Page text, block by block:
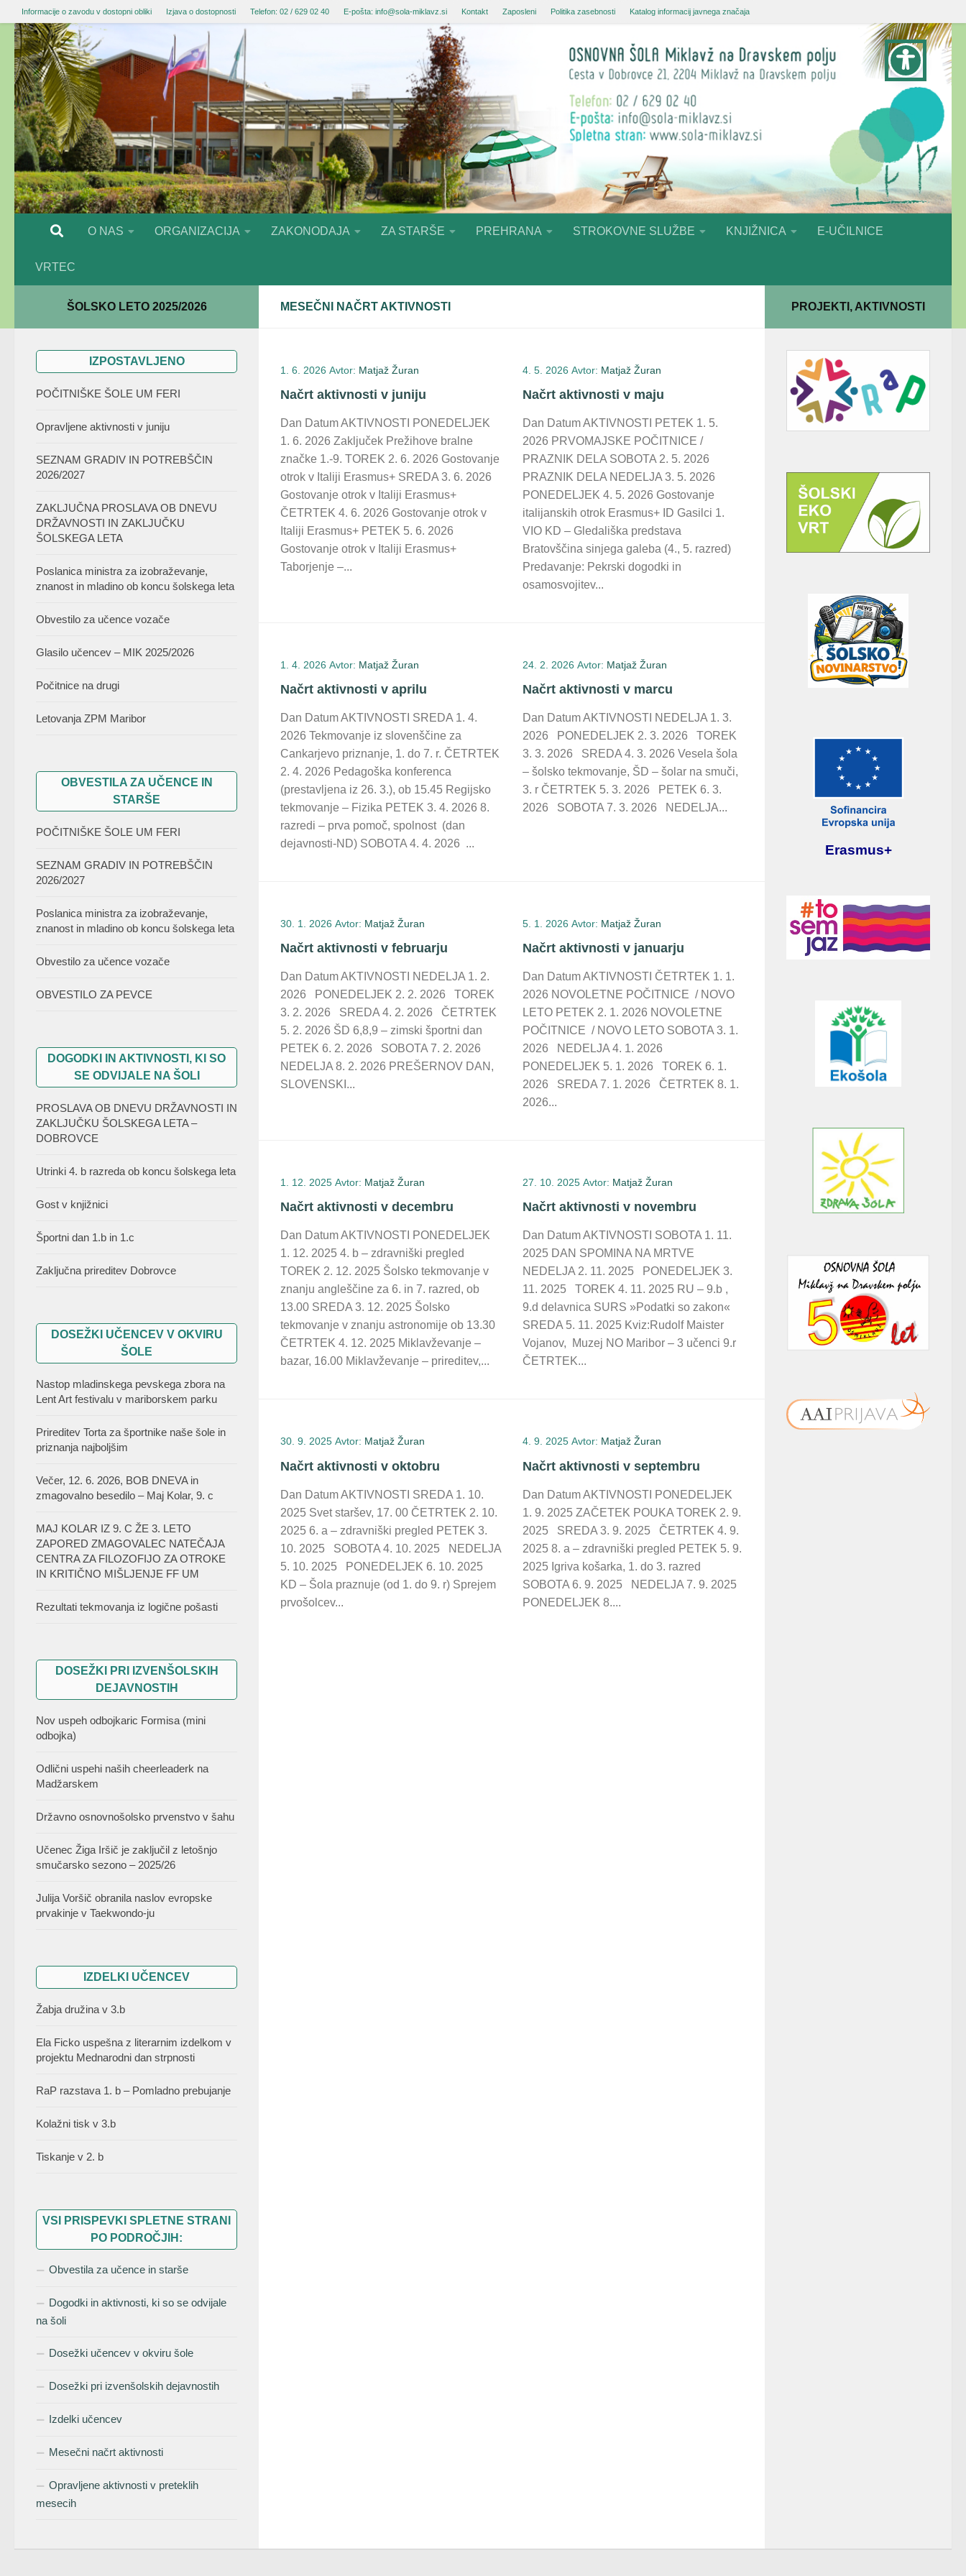
Informacije o zavodu v dostopni obliki Izjava o dostopnosti Telefon: 02 / 629 02 40 E-pošta: info@sola-miklavz.si Kontakt Zaposleni Politika zasebnosti Katalog informacij javnega značaja
O NAS ORGANIZACIJA ZAKONODAJA ZA STARŠE PREHRANA STROKOVNE SLUŽBE KNJIŽNICA E-UČILNICE
VRTEC
MESEČNI NAČRT AKTIVNOSTI
1. 6. 2026 Avtor: Matjaž Žuran
Načrt aktivnosti v juniju
Dan Datum AKTIVNOSTI PONEDELJEK
1. 6. 2026 Zaključek Prežihove bralne
značke 1.-9. TOREK 2. 6. 2026 Gostovanje
otrok v Italiji Erasmus+ SREDA 3. 6. 2026
Gostovanje otrok v Italiji Erasmus+
ČETRTEK 4. 6. 2026 Gostovanje otrok v
Italiji Erasmus+ PETEK 5. 6. 2026
Gostovanje otrok v Italiji Erasmus+
Taborjenje –...
4. 5. 2026 Avtor: Matjaž Žuran
Načrt aktivnosti v maju
Dan Datum AKTIVNOSTI PETEK 1. 5.
2026 PRVOMAJSKE POČITNICE /
PRAZNIK DELA SOBOTA 2. 5. 2026
PRAZNIK DELA NEDELJA 3. 5. 2026
PONEDELJEK 4. 5. 2026 Gostovanje
italijanskih otrok Erasmus+ ID Gasilci 1.
VIO KD – Gledališka predstava
Bratovščina sinjega galeba (4., 5. razred)
Predavanje: Pekrski dogodki in
osamosvojitev...
1. 4. 2026 Avtor: Matjaž Žuran
Načrt aktivnosti v aprilu
Dan Datum AKTIVNOSTI SREDA 1. 4.
2026 Tekmovanje iz slovenščine za
Cankarjevo priznanje, 1. do 7. r. ČETRTEK
2. 4. 2026 Pedagoška konferenca
(prestavljena iz 26. 3.), ob 15.45 Regijsko
tekmovanje – Fizika PETEK 3. 4. 2026 8.
razredi – prva pomoč, spolnost (dan
dejavnosti-ND) SOBOTA 4. 4. 2026 ...
24. 2. 2026 Avtor: Matjaž Žuran
Načrt aktivnosti v marcu
Dan Datum AKTIVNOSTI NEDELJA 1. 3.
2026 PONEDELJEK 2. 3. 2026 TOREK
3. 3. 2026 SREDA 4. 3. 2026 Vesela šola
– šolsko tekmovanje, ŠD – šolar na smuči,
3. r ČETRTEK 5. 3. 2026 PETEK 6. 3.
2026 SOBOTA 7. 3. 2026 NEDELJA...
30. 1. 2026 Avtor: Matjaž Žuran
Načrt aktivnosti v februarju
Dan Datum AKTIVNOSTI NEDELJA 1. 2.
2026 PONEDELJEK 2. 2. 2026 TOREK
3. 2. 2026 SREDA 4. 2. 2026 ČETRTEK
5. 2. 2026 ŠD 6,8,9 – zimski športni dan
PETEK 6. 2. 2026 SOBOTA 7. 2. 2026
NEDELJA 8. 2. 2026 PREŠERNOV DAN,
SLOVENSKI...
5. 1. 2026 Avtor: Matjaž Žuran
Načrt aktivnosti v januarju
Dan Datum AKTIVNOSTI ČETRTEK 1. 1.
2026 NOVOLETNE POČITNICE / NOVO
LETO PETEK 2. 1. 2026 NOVOLETNE
POČITNICE / NOVO LETO SOBOTA 3. 1.
2026 NEDELJA 4. 1. 2026
PONEDELJEK 5. 1. 2026 TOREK 6. 1.
2026 SREDA 7. 1. 2026 ČETRTEK 8. 1.
2026...
1. 12. 2025 Avtor: Matjaž Žuran
Načrt aktivnosti v decembru
Dan Datum AKTIVNOSTI PONEDELJEK
1. 12. 2025 4. b – zdravniški pregled
TOREK 2. 12. 2025 Šolsko tekmovanje v
znanju angleščine za 6. in 7. razred, ob
13.00 SREDA 3. 12. 2025 Šolsko
tekmovanje v znanju astronomije ob 13.30
ČETRTEK 4. 12. 2025 Miklavževanje –
bazar, 16.00 Miklavževanje – prireditev,...
27. 10. 2025 Avtor: Matjaž Žuran
Načrt aktivnosti v novembru
Dan Datum AKTIVNOSTI SOBOTA 1. 11.
2025 DAN SPOMINA NA MRTVE
NEDELJA 2. 11. 2025 PONEDELJEK 3.
11. 2025 TOREK 4. 11. 2025 RU – 9.b ,
9.d delavnica SURS »Podatki so zakon«
SREDA 5. 11. 2025 Kviz:Rudolf Maister
Vojanov, Muzej NO Maribor – 3 učenci 9.r
ČETRTEK...
30. 9. 2025 Avtor: Matjaž Žuran
Načrt aktivnosti v oktobru
Dan Datum AKTIVNOSTI SREDA 1. 10.
2025 Svet staršev, 17. 00 ČETRTEK 2. 10.
2025 6. a – zdravniški pregled PETEK 3.
10. 2025 SOBOTA 4. 10. 2025 NEDELJA
5. 10. 2025 PONEDELJEK 6. 10. 2025
KD – Šola praznuje (od 1. do 9. r) Sprejem
prvošolcev...
4. 9. 2025 Avtor: Matjaž Žuran
Načrt aktivnosti v septembru
Dan Datum AKTIVNOSTI PONEDELJEK
1. 9. 2025 ZAČETEK POUKA TOREK 2. 9.
2025 SREDA 3. 9. 2025 ČETRTEK 4. 9.
2025 8. a – zdravniški pregled PETEK 5. 9.
2025 Igriva košarka, 1. do 3. razred
SOBOTA 6. 9. 2025 NEDELJA 7. 9. 2025
PONEDELJEK 8....
ŠOLSKO LETO 2025/2026
IZPOSTAVLJENO
POČITNIŠKE ŠOLE UM FERI
Opravljene aktivnosti v juniju
SEZNAM GRADIV IN POTREBŠČIN
2026/2027
ZAKLJUČNA PROSLAVA OB DNEVU
DRŽAVNOSTI IN ZAKLJUČKU
ŠOLSKEGA LETA
Poslanica ministra za izobraževanje,
znanost in mladino ob koncu šolskega leta
Obvestilo za učence vozače
Glasilo učencev – MIK 2025/2026
Počitnice na drugi
Letovanja ZPM Maribor
OBVESTILA ZA UČENCE IN
STARŠE
POČITNIŠKE ŠOLE UM FERI
SEZNAM GRADIV IN POTREBŠČIN
2026/2027
Poslanica ministra za izobraževanje,
znanost in mladino ob koncu šolskega leta
Obvestilo za učence vozače
OBVESTILO ZA PEVCE
DOGODKI IN AKTIVNOSTI, KI SO
SE ODVIJALE NA ŠOLI
PROSLAVA OB DNEVU DRŽAVNOSTI IN
ZAKLJUČKU ŠOLSKEGA LETA –
DOBROVCE
Utrinki 4. b razreda ob koncu šolskega leta
Gost v knjižnici
Športni dan 1.b in 1.c
Zaključna prireditev Dobrovce
DOSEŽKI UČENCEV V OKVIRU
ŠOLE
Nastop mladinskega pevskega zbora na
Lent Art festivalu v mariborskem parku
Prireditev Torta za športnike naše šole in
priznanja najboljšim
Večer, 12. 6. 2026, BOB DNEVA in
zmagovalno besedilo – Maj Kolar, 9. c
MAJ KOLAR IZ 9. C ŽE 3. LETO
ZAPORED ZMAGOVALEC NATEČAJA
CENTRA ZA FILOZOFIJO ZA OTROKE
IN KRITIČNO MIŠLJENJE FF UM
Rezultati tekmovanja iz logične pošasti
DOSEŽKI PRI IZVENŠOLSKIH
DEJAVNOSTIH
Nov uspeh odbojkaric Formisa (mini
odbojka)
Odlični uspehi naših cheerleaderk na
Madžarskem
Državno osnovnošolsko prvenstvo v šahu
Učenec Žiga Iršič je zaključil z letošnjo
smučarsko sezono – 2025/26
Julija Voršič obranila naslov evropske
prvakinje v Taekwondo-ju
IZDELKI UČENCEV
Žabja družina v 3.b
Ela Ficko uspešna z literarnim izdelkom v
projektu Mednarodni dan strpnosti
RaP razstava 1. b – Pomladno prebujanje
Kolažni tisk v 3.b
Tiskanje v 2. b
VSI PRISPEVKI SPLETNE STRANI
PO PODROČJIH:
Obvestila za učence in starše
Dogodki in aktivnosti, ki so se odvijale
na šoli
Dosežki učencev v okviru šole
Dosežki pri izvenšolskih dejavnostih
Izdelki učencev
Mesečni načrt aktivnosti
Opravljene aktivnosti v preteklih
mesecih
PROJEKTI, AKTIVNOSTI
Erasmus+